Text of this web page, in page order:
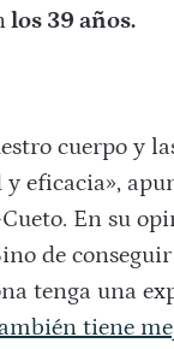
los 39 años.
cuerpo y
eficacia»,
En su
de
tenga una
tiene